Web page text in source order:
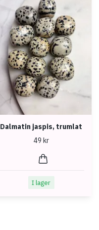
Dalmatin jaspis, trumlat
49 kr
I lager